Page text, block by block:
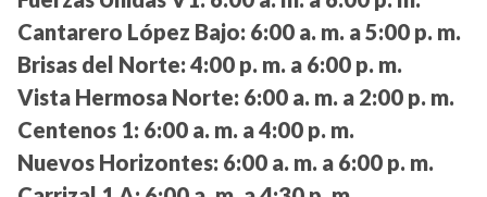
Cantarero López Bajo: 6:00 a. m. a 5:00 p. m.
Brisas del Norte: 4:00 p. m. a 6:00 p. m.
Vista Hermosa Norte: 6:00 a. m. a 2:00 p. m.
Centenos 1: 6:00 a. m. a 4:00 p. m.
Nuevos Horizontes: 6:00 a. m. a 6:00 p. m.